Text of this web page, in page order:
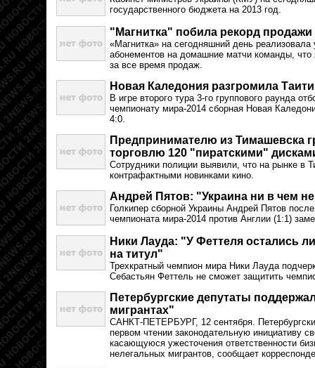
государственного бюджета на 2013 год.
"Магнитка" побила рекорд
«Магнитка» на сегодняшний день
абонементов на домашние матчи команды,
за все время продаж.
Новая Каледония разгромила Таити
В игре второго тура 3-го группового раунда
чемпионату мира-2014 сборная Новая
4:0.
Предпринимателю из Тимашевска
торговлю 120 "пиратскими"
Сотрудники полиции выявили, что на рынке в
контрафактными новинками кино.
Андрей Пятов: "Украина ни в чем
Голкипер сборной Украины Андрей Пятов
чемпионата мира-2014 против Англии (1:1)
Ники Лауда: "У Феттеля остались
на титул"
Трехкратный чемпион мира Ники Лауда
Себастьян Феттель не сможет защитить
Петербургские депутаты
мигрантах"
САНКТ-ПЕТЕРБУРГ, 12 сентября.
первом чтении законодательную инициативу
касающуюся ужесточения ответственности
нелегальных мигрантов, сообщает